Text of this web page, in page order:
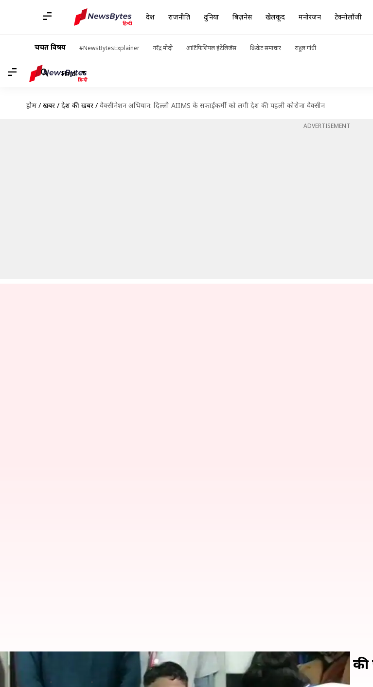
देश राजनीति दुनिया बिज़नेस खेलकूद मनोरंजन टेक्नोलॉजी
चर्चित विषय #NewsBytesExplainer नरेंद्र मोदी आर्टिफिशियल इंटेलिजेंस क्रिकेट समाचार राहुल गांधी
Hindi
होम / खबरें / देश की खबरें / वैक्सीनेशन अभियान: दिल्ली AIIMS के सफाईकर्मी को लगी देश की पहली कोरोना वैक्सीन
ADVERTISEMENT
वैक्सीनेशन अभियान: दिल्ली AIIMS के सफाईकर्मी को लगी देश की
भारत शर्मा 01:35 pm